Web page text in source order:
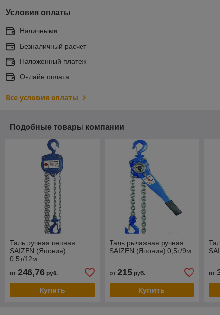
Условия оплаты
Наличными
Безналичный расчет
Наложенный платеж
Онлайн оплата
Все условия оплаты
Подобные товары компании
Таль ручная цепная
SAIZEN (Япония)
0,5т/12м
от 246,76 руб.
Купить
Таль рычажная ручная
SAIZEN (Япония) 0,5т/9м
от 215руб.
Купить
от